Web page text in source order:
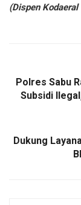
(Dispen
Polres Sabu
Subsidi
Dukung